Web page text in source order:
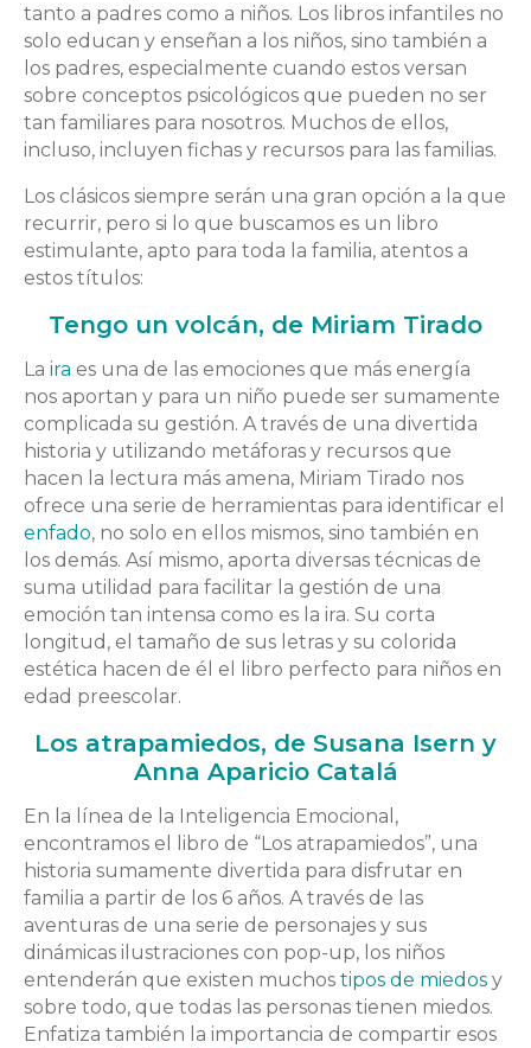
tanto a padres como a niños. Los libros infantiles no
solo educan y enseñan a los niños, sino también a
los padres, especialmente cuando estos versan
sobre conceptos psicológicos que pueden no ser
tan familiares para nosotros. Muchos de ellos,
incluso, incluyen fichas y recursos para las familias.
Los clásicos siempre serán una gran opción a la que
recurrir, pero si lo que buscamos es un libro
estimulante, apto para toda la familia, atentos a
estos títulos:
Tengo un volcán, de Miriam Tirado
La ira es una de las emociones que más energía
nos aportan y para un niño puede ser sumamente
complicada su gestión. A través de una divertida
historia y utilizando metáforas y recursos que
hacen la lectura más amena, Miriam Tirado nos
ofrece una serie de herramientas para identificar el
enfado, no solo en ellos mismos, sino también en
los demás. Así mismo, aporta diversas técnicas de
suma utilidad para facilitar la gestión de una
emoción tan intensa como es la ira. Su corta
longitud, el tamaño de sus letras y su colorida
estética hacen de él el libro perfecto para niños en
edad preescolar.
Los atrapamiedos, de Susana Isern y
Anna Aparicio Catalá
En la línea de la Inteligencia Emocional,
encontramos el libro de “Los atrapamiedos”, una
historia sumamente divertida para disfrutar en
familia a partir de los 6 años. A través de las
aventuras de una serie de personajes y sus
dinámicas ilustraciones con pop-up, los niños
entenderán que existen muchos tipos de miedos y
sobre todo, que todas las personas tienen miedos.
Enfatiza también la importancia de compartir esos